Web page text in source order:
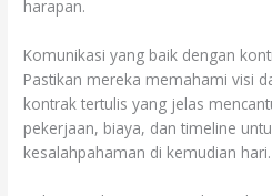
harapan.
Komunikasi yang baik dengan
Pastikan mereka memahami visi
kontrak tertulis yang jelas
pekerjaan, biaya, dan timeline
kesalahpahaman di kemudian hari.